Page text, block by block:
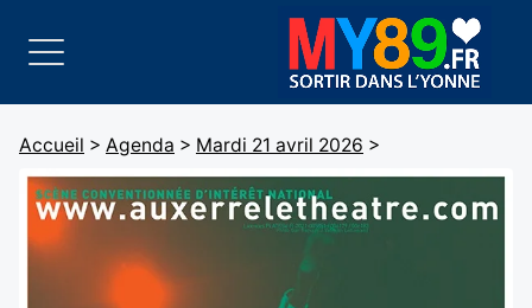
Accueil > Agenda > Mardi 21 avril 2026 >